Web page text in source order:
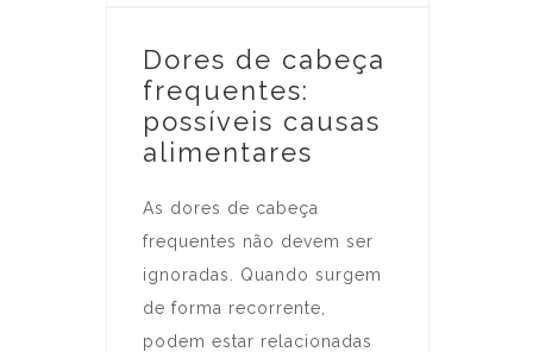
Dores de cabeça
frequentes:
possíveis causas
alimentares
As dores de cabeça
frequentes não devem ser
ignoradas. Quando surgem
de forma recorrente,
podem estar relacionadas